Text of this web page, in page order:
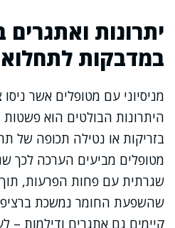
יתרונות
במדבקות
מניסיוני עם מטופלים אשר
היתרונות הבולטים הוא
בזריקות או נטילה תכופה של
מטופלים מביעים הערכה לכך
שגרתית עם פחות הפרעות,
שהשפעת החומר נמשכת
קיימים גם אתגרים ודילמות –